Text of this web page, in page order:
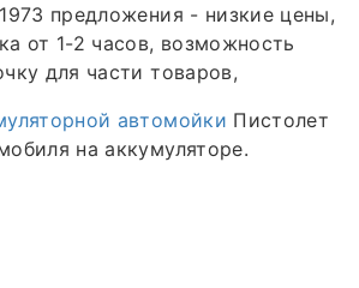
предложения - низкие цены,
от 1-2 часов, возможность
для части товаров,
автомойки Пистолет
на аккумуляторе.